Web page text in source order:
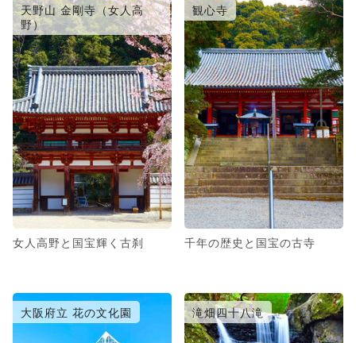
天野山 金剛寺（女人高
野）
女人高野と国宝輝く古刹
観心寺
千年の歴史と国宝の古寺
大阪府立 花の文化園 滝畑四十八滝